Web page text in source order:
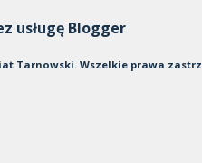
usługę Blogger
Tarnowski. Wszelkie prawa